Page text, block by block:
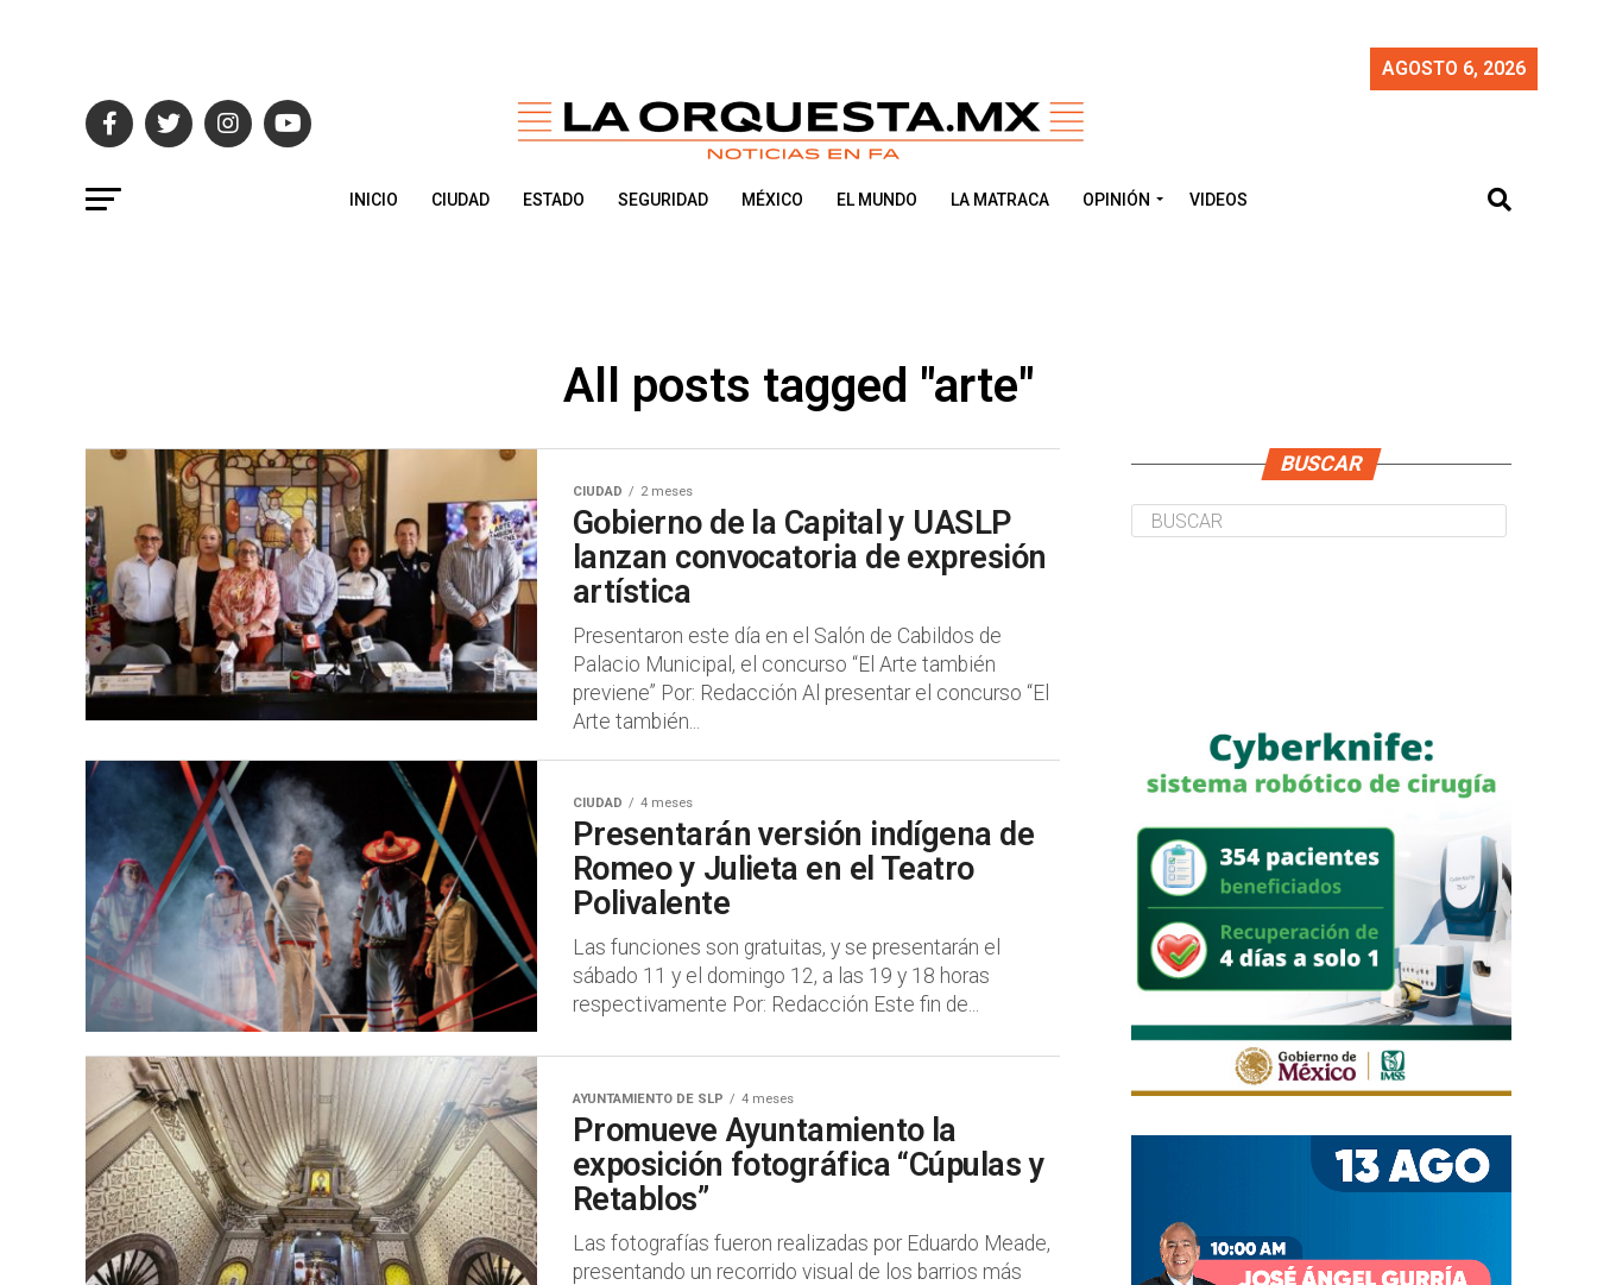
AGOSTO 6, 2026
INICIO CIUDAD ESTADO SEGURIDAD MÉXICO EL MUNDO LA MATRACA OPINIÓN VIDEOS
All posts tagged "arte"
CIUDAD 2 meses
Gobierno de la Capital y UASLP
lanzan convocatoria de expresión
artística
Presentaron este día en el Salón de Cabildos de
Palacio Municipal, el concurso “El Arte también
previene” Por: Redacción Al presentar el concurso “El
Arte también...
CIUDAD 4 meses
Presentarán versión indígena de
Romeo y Julieta en el Teatro
Polivalente
Las funciones son gratuitas, y se presentarán el
sábado 11 y el domingo 12, a las 19 y 18 horas
respectivamente Por: Redacción Este fin de...
AYUNTAMIENTO DE SLP 4 meses
Promueve Ayuntamiento la
exposición fotográfica “Cúpulas y
Retablos”
Las fotografías fueron realizadas por Eduardo Meade,
presentando un recorrido visual de los barrios más
BUSCAR